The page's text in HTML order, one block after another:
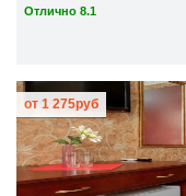
Отлично 8.1
от 1 275руб